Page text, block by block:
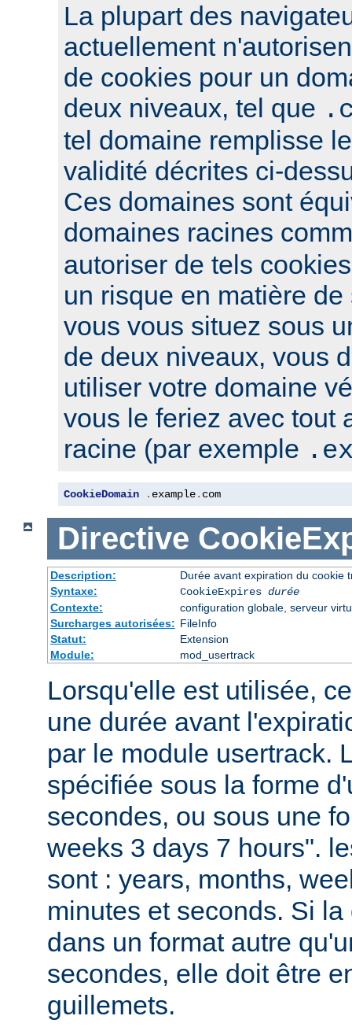
La plupart des
actuellement
de cookies pour un
deux niveaux, tel que
tel domaine remplisse
validité décrites ci-
Ces domaines sont
domaines racines
autoriser de tels
un risque en matière
vous vous situez sous
de deux niveaux, vous
utiliser votre domaine
vous le feriez avec tout
racine (par exemple
CookieDomain . example. com
Directive
Description:
Durée avant expiration du cookie
Syntaxe:
CookieExpires durée
Contexte:
configuration globale, serveur
Surcharges autorisées: FileInfo
Statut:
Extension
Module:
mod_usertrack
Lorsqu'elle est utilisée,
une durée avant
par le module usertrack.
spécifiée sous la forme
secondes, ou sous une
weeks 3 days 7 hours".
sont : years, months,
minutes et seconds. Si
dans un format autre
secondes, elle doit être
guillemets.